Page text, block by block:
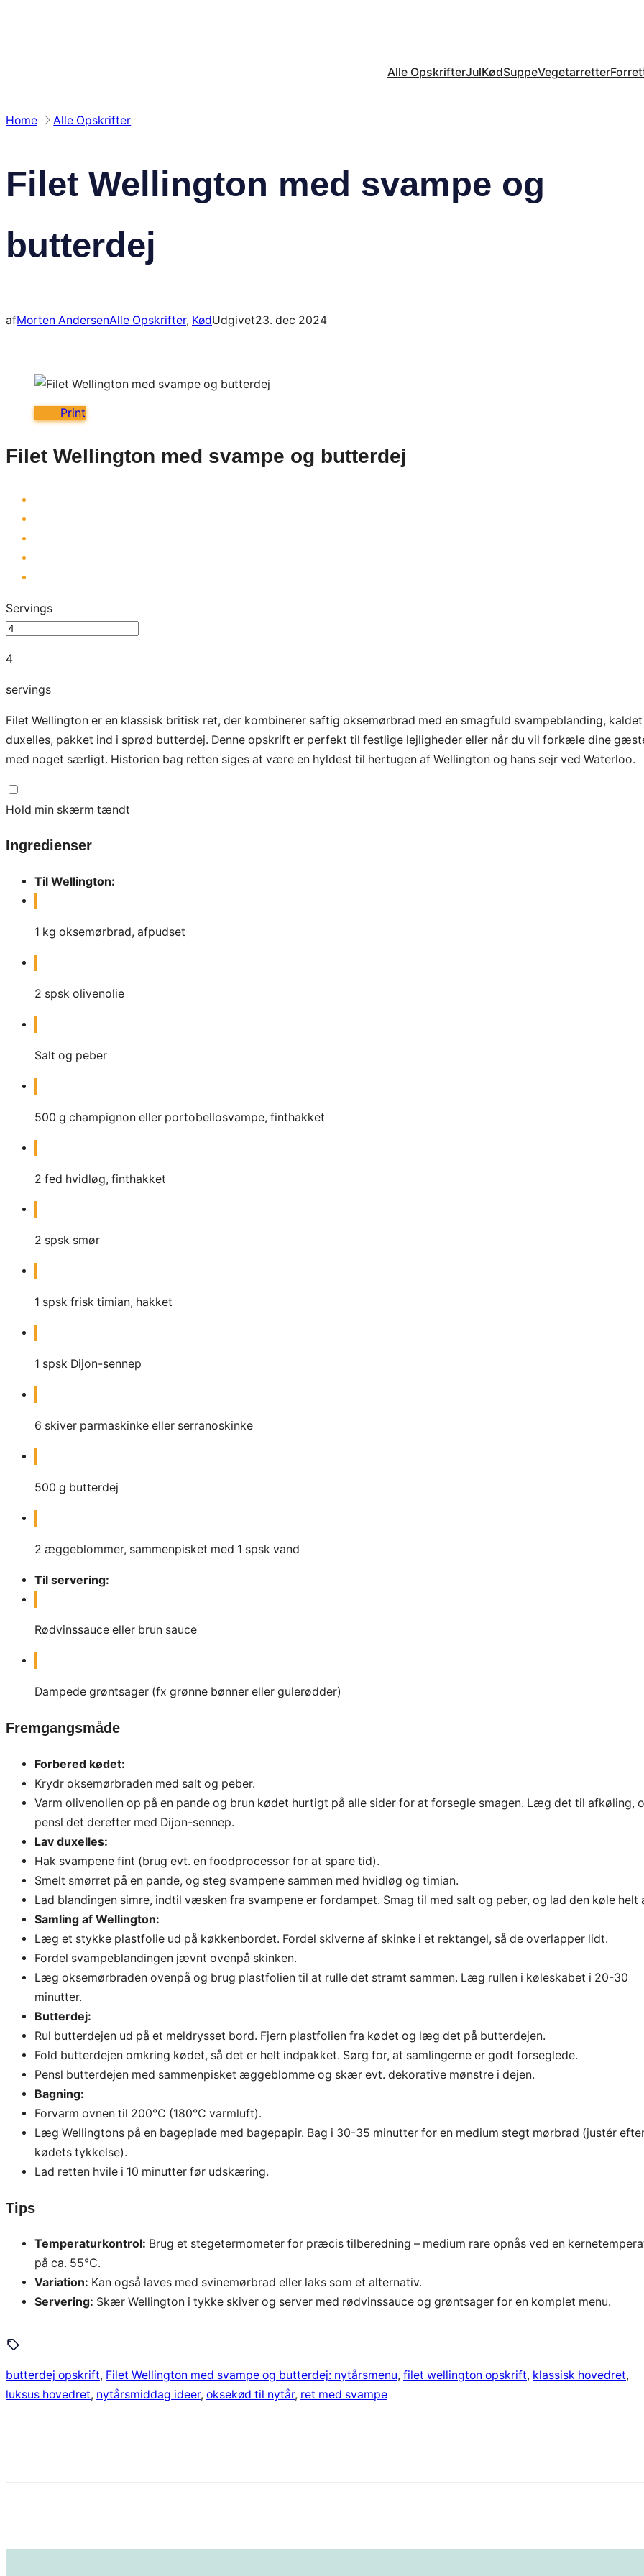
Alle OpskrifterJulKødSuppeVegetarretter
Home Alle Opskrifter
Filet Wellington med svampe og
butterdej
afMorten AndersenAlle Opskrifter, KødUdgivet23. dec 2024
Print
Filet Wellington med svampe og butterdej
Servings
4
servings
Filet Wellington er en klassisk britisk ret, der kombinerer saftig oksemørbrad med en smagfuld svampeblanding, kaldet
duxelles, pakket ind i sprød butterdej. Denne opskrift er perfekt til festlige lejligheder eller når du vil forkæle dine
med noget særligt. Historien bag retten siges at være en hyldest til hertugen af Wellington og hans sejr ved Waterloo.
Hold min skærm tændt
Ingredienser
Til Wellington:
1 kg oksemørbrad, afpudset
2 spsk olivenolie
Salt og peber
500 g champignon eller portobellosvampe, finthakket
2 fed hvidløg, finthakket
2 spsk smør
1 spsk frisk timian, hakket
1 spsk Dijon-sennep
6 skiver parmaskinke eller serranoskinke
500 g butterdej
2 æggeblommer, sammenpisket med 1 spsk vand
Til servering:
Rødvinssauce eller brun sauce
Dampede grøntsager (fx grønne bønner eller gulerødder)
Fremgangsmåde
Forbered kødet:
Krydr oksemørbraden med salt og peber.
Varm olivenolien op på en pande og brun kødet hurtigt på alle sider for at forsegle smagen. Læg det til afkøling,
pensl det derefter med Dijon-sennep.
Lav duxelles:
Hak svampene fint (brug evt. en foodprocessor for at spare tid).
Smelt smørret på en pande, og steg svampene sammen med hvidløg og timian.
Lad blandingen simre, indtil væsken fra svampene er fordampet. Smag til med salt og peber, og lad den køle helt
Samling af Wellington:
Læg et stykke plastfolie ud på køkkenbordet. Fordel skiverne af skinke i et rektangel, så de overlapper lidt.
Fordel svampeblandingen jævnt ovenpå skinken.
Læg oksemørbraden ovenpå og brug plastfolien til at rulle det stramt sammen. Læg rullen i køleskabet i 20-30
minutter.
Butterdej:
Rul butterdejen ud på et meldrysset bord. Fjern plastfolien fra kødet og læg det på butterdejen.
Fold butterdejen omkring kødet, så det er helt indpakket. Sørg for, at samlingerne er godt forseglede.
Pensl butterdejen med sammenpisket æggeblomme og skær evt. dekorative mønstre i dejen.
Bagning:
Forvarm ovnen til 200°C (180°C varmluft).
Læg Wellingtons på en bageplade med bagepapir. Bag i 30-35 minutter for en medium stegt mørbrad (justér
kødets tykkelse).
Lad retten hvile i 10 minutter før udskæring.
Tips
Temperaturkontrol: Brug et stegetermometer for præcis tilberedning – medium rare opnås ved en
på ca. 55°C.
Variation: Kan også laves med svinemørbrad eller laks som et alternativ.
Servering: Skær Wellington i tykke skiver og server med rødvinssauce og grøntsager for en komplet menu.
butterdej opskrift, Filet Wellington med svampe og butterdej: nytårsmenu, filet wellington opskrift, klassisk hovedret
luksus hovedret, nytårsmiddag ideer, oksekød til nytår, ret med svampe